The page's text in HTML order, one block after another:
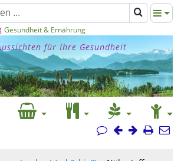
Gesundheit & Ernährung
für Ihre Gesundheit